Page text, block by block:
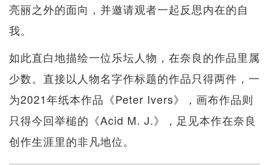
亮丽之外的面向，并邀请观者一起反思内在的自
我。
如此直白地描绘一位乐坛人物，在奈良的作品里属
少数。直接以人物名字作标题的作品只得两件，一
为2021年纸本作品《Peter Ivers》，画布作品则
只得今回举槌的《Acid M. J.》，足见本作在奈良
创作生涯里的非凡地位。